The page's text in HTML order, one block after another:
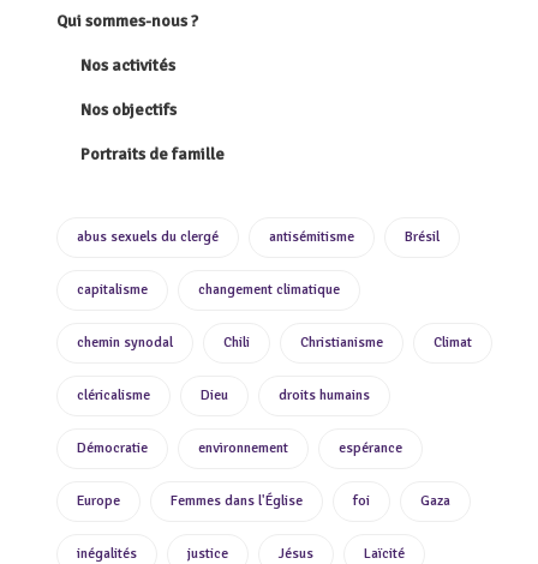
Qui sommes-nous ?
Nos activités
Nos objectifs
Portraits de famille
abus sexuels du clergé antisémitisme Brésil
capitalisme changement climatique
chemin synodal Chili Christianisme Climat
cléricalisme Dieu droits humains
Démocratie environnement espérance
Europe Femmes dans l'Église foi Gaza
inégalités justice Jésus Laïcité